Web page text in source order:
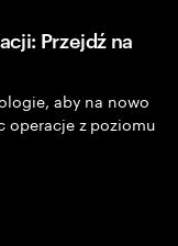
Przejdź na
aby na nowo
operacje z poziomu